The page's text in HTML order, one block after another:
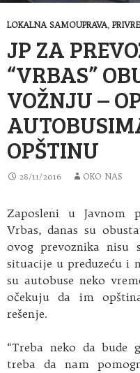
LOKALNA SAMOUPRAVA,
JP ZA
“VRBAS”
VOŽNJU –
OPŠTINU
28/11/2016 OKO NAS
Zaposleni u Javnom
Vrbas, danas su
ovog prevoznika nisu
situacije u preduzeću i
su autobuse neko
očekuju da im
rešenje.
“Treba neko da bude
treba da nam